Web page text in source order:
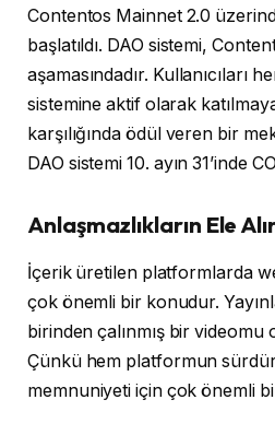
Contentos Mainnet 2.0
başlatıldı. DAO sistemi,
aşamasındadır. Kullanıcıları
sistemine aktif olarak
karşılığında ödül veren bir
DAO sistemi 10. ayın 31’inde
Anlaşmazlıkların Ele
İçerik üretilen platformlarda
çok önemli bir konudur.
birinden çalınmış bir
Çünkü hem platformun
memnuniyeti için çok önemli